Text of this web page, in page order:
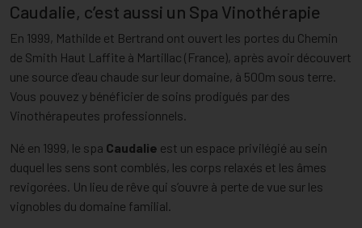
Caudalie, c’est aussi un Spa Vinothérapie
En 1999, Mathilde et Bertrand ont ouvert les portes du Chemin
de Smith Haut Laffite à Martillac (France), après avoir découvert
une source d’eau chaude sur leur domaine, à 500m sous terre.
Vous pouvez y bénéficier de soins prodigués par des
Vinothérapeutes professionnels.
Né en 1999, le spa Caudalie est un espace privilégié au sein
duquel les sens sont comblés, les corps relaxés et les âmes
revigorées. Un lieu de rêve qui s’ouvre à perte de vue sur les
vignobles du domaine familial.